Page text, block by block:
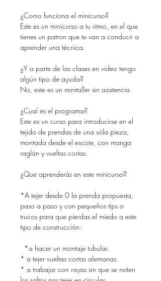
¿Como funciona el minicurso?
Este es un minicurso a tu ritmo, en el que
tienes un patron que te van a conducir a
aprender una técnica.
¿Y a parte de las clases en video tengo
algún tipo de ayuda?
No, este es un minitaller sin asistencia
¿Cual es el programa?
Este es un curso para introducirse en el
tejido de prendas de una sóla pieza,
montada desde el escote, con manga
raglán y vueltas cortas.
¿Que aprenderás en este minicurso?
*A tejer desde 0 la prenda propuesta,
paso a paso y con pequeños tips o
trucos para que pierdas el miedo a este
tipo de construcción:
*a hacer un montaje tubular.
* a tejer vueltas cortas alemanas.
* a trabajar con rayas sin que se noten